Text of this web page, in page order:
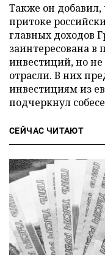
Также он добавил,
притоке
главных доходов
заинтересована в
инвестиций, но
отрасли. В них
инвестициям из
подчеркнул
СЕЙЧАС ЧИТАЮТ